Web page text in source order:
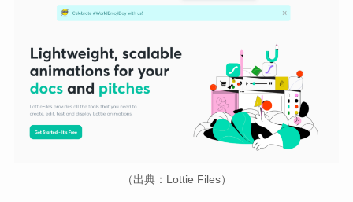
（出典：Lottie Files）